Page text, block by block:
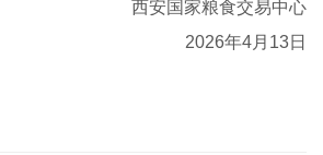
西安国家粮食交易中心
2026年4月13日